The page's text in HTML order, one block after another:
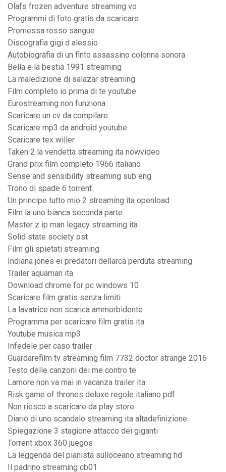
Olafs frozen adventure streaming vo
Programmi di foto gratis da scaricare
Promessa rosso sangue
Discografia gigi d alessio
Autobiografia di un finto assassino colonna sonora
Bella e la bestia 1991 streaming
La maledizione di salazar streaming
Film completo io prima di te youtube
Eurostreaming non funziona
Scaricare un cv da compilare
Scaricare mp3 da android youtube
Scaricare tex willer
Taken 2 la vendetta streaming ita nowvideo
Grand prix film completo 1966 italiano
Sense and sensibility streaming sub eng
Trono di spade 6 torrent
Un principe tutto mio 2 streaming ita openload
Film la uno bianca seconda parte
Master z ip man legacy streaming ita
Solid state society ost
Film gli spietati streaming
Indiana jones ei predatori dellarca perduta streaming
Trailer aquaman ita
Download chrome for pc windows 10
Scaricare film gratis senza limiti
La lavatrice non scarica ammorbidente
Programma per scaricare film gratis ita
Youtube musica mp3
Infedele per caso trailer
Guardarefilm tv streaming film 7732 doctor strange 2016
Testo delle canzoni dei me contro te
Lamore non va mai in vacanza trailer ita
Risk game of thrones deluxe regole italiano pdf
Non riesco a scaricare da play store
Diario di uno scandalo streaming ita altadefinizione
Spiegazione 3 stagione attacco dei giganti
Torrent xbox 360 juegos
La leggenda del pianista sulloceano streaming hd
Il padrino streaming cb01